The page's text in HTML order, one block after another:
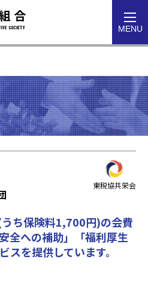
MENU
東税協共栄会
ち保険料1,700円)の会費
全への補助」「福利厚生
スを提供しています。